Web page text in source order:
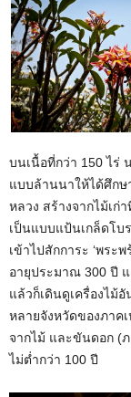
บนเนื้อที่กว่า 150 ไร่
แบบล้านนาให้ได้ศึกษ
หลวง สร้างจากไม้เก่
เป็นแบบแป้นเกล็ดโ
เข้าไปสักการะ ‘พระ
อายุประมาณ 300 ปี แ
แล้วก็เดินดูเครื่องไม้
หลายจังหวัดของภาค
จากไม้ และขันดอก (
ไม่ต่ำกว่า 100 ปี